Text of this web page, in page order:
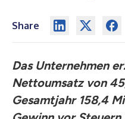
Share
Das Unternehmen
Nettoumsatz von
Gesamtjahr 158,4